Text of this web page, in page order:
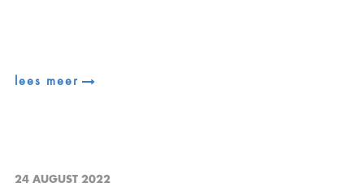
lees meer
24 AUGUST 2022